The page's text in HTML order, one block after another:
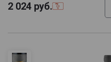
2 024 руб.